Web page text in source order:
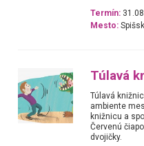
Termín:
Mesto:
Túlavá
Túlavá
ambiente
knižnicu a
Červenú
dvojičky.